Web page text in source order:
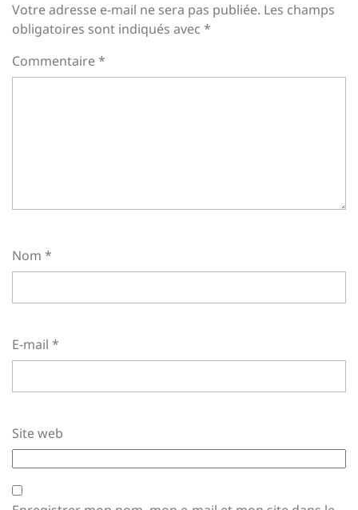
Votre adresse e-mail ne sera pas publiée. Les champs
obligatoires sont indiqués avec *
Commentaire*
Nom *
E-mail *
Site web